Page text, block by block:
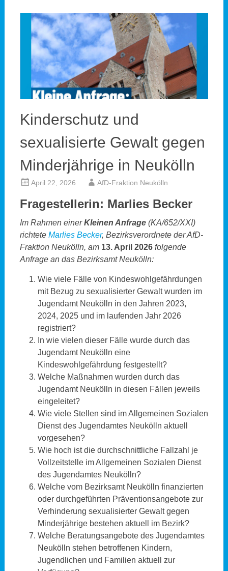
Kinderschutz und
sexualisierte Gewalt gegen
Minderjährige in Neukölln
April 22, 2026 AfD-Fraktion Neukölln
Fragestellerin: Marlies Becker
Im Rahmen einerKleinen Anfrage(KA/652/XXI)
richtete Marlies Becker, Bezirksverordnete der AfD-
Fraktion Neukölln, am 13. April 2026 folgende
Anfrage an das Bezirksamt Neukölln:
Wie viele Fälle von Kindeswohlgefährdungen
mit Bezug zu sexualisierter Gewalt wurden im
Jugendamt Neukölln in den Jahren 2023,
2024, 2025 und im laufenden Jahr 2026
registriert?
In wie vielen dieser Fälle wurde durch das
Jugendamt Neukölln eine
Kindeswohlgefährdung festgestellt?
Welche Maßnahmen wurden durch das
Jugendamt Neukölln in diesen Fällen jeweils
eingeleitet?
Wie viele Stellen sind im Allgemeinen Sozialen
Dienst des Jugendamtes Neukölln aktuell
vorgesehen?
Wie hoch ist die durchschnittliche Fallzahl je
Vollzeitstelle im Allgemeinen Sozialen Dienst
des Jugendamtes Neukölln?
Welche vom Bezirksamt Neukölln finanzierten
oder durchgeführten Präventionsangebote zur
Verhinderung sexualisierter Gewalt gegen
Minderjährige bestehen aktuell im Bezirk?
Welche Beratungsangebote des Jugendamtes
Neukölln stehen betroffenen Kindern,
Jugendlichen und Familien aktuell zur